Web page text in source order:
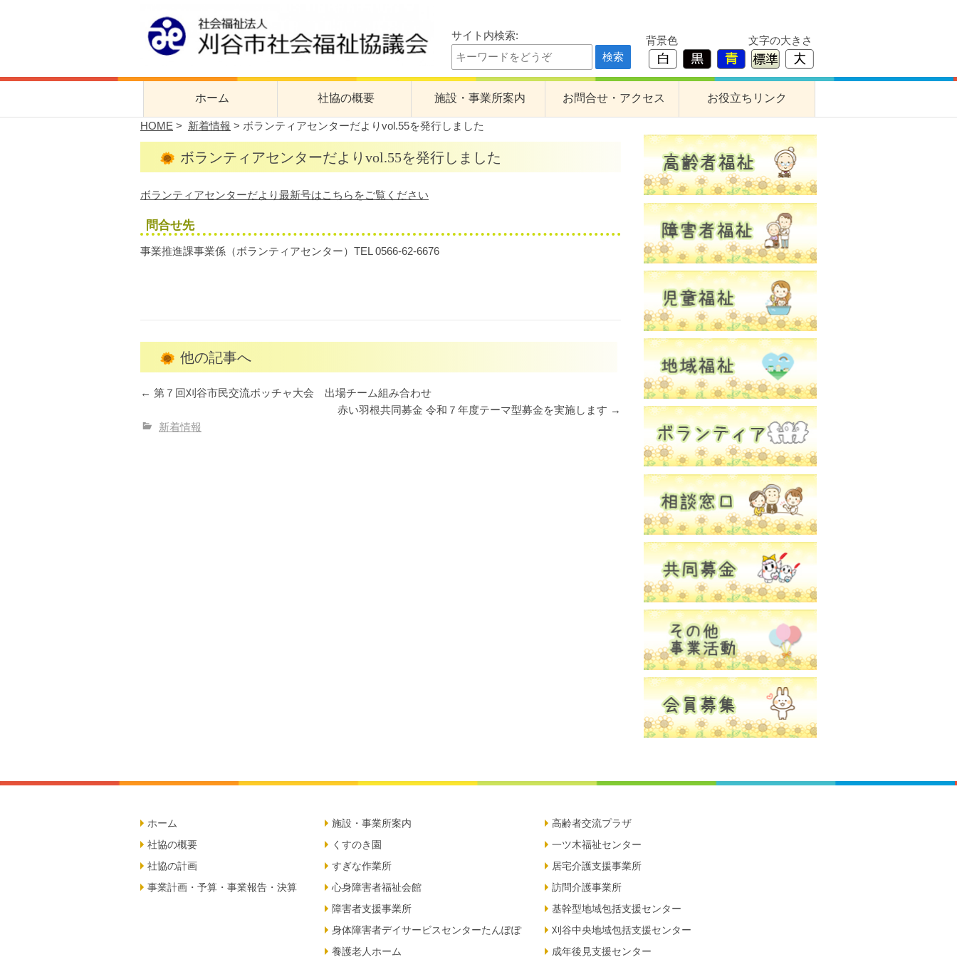
サイト内検索: 文字の大きさ
背景色
刈谷市社会福祉協議会
刈谷市社会福祉協議会公式サイト
ホーム 社協の概要
社協の計画
事業計画・予算・事業報告・決算
施設・事業所案内
くすのき園 すぎな作業所
心身障害者福祉会館 障害者支援事業所
養護老人ホーム
高齢者交流プラザ
一ツ木福祉センター 居宅介護支援事業所
基幹型地域包括支援センター
成年後見支援センター
ボランティアセンター
お問合せ・アクセス お役立ちリンク
HOME > 新着情報 > ボランティアセンターだよりvol.55を発行しました
ボランティアセンターだよりvol.55を発行しました
ボランティアセンターだより最新号はこちらをご覧ください
問合せ先
事業推進課事業係（ボランティアセンター）TEL 0566-62-6676
他の記事へ
← 第７回刈谷市民交流ボッチャ大会 出場チーム組み合わせ
赤い羽根共同募金 令和７年度テーマ型募金を実施します →
新着情報
ホーム
社協の概要
社協の計画
事業計画・予算・事業報告・決算
施設・事業所案内
くすのき園
すぎな作業所
心身障害者福祉会館
障害者支援事業所
身体障害者デイサービスセンターたんぽぽ
養護老人ホーム
高齢者交流プラザ
一ツ木福祉センター
居宅介護支援事業所
訪問介護事業所
基幹型地域包括支援センター
刈谷中央地域包括支援センター
成年後見支援センター